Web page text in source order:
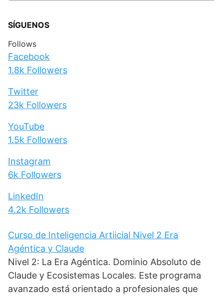
SÍGUENOS
Follows
Facebook
1.8k Followers
Twitter
23k Followers
YouTube
1.5k Followers
Instagram
6k Followers
LinkedIn
4.2k Followers
Curso de Inteligencia Artiicial Nivel 2 Era
Agéntica y Claude
Nivel 2: La Era Agéntica. Dominio Absoluto de
Claude y Ecosistemas Locales. Este programa
avanzado está orientado a profesionales que